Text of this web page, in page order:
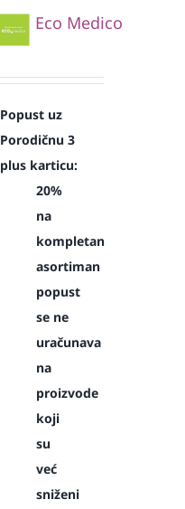
Eco Medico
Popust uz
Porodičnu 3
plus karticu:
20%
na
kompletan
asortiman
popust
se ne
uračunava
na
proizvode
koji
su
već
sniženi